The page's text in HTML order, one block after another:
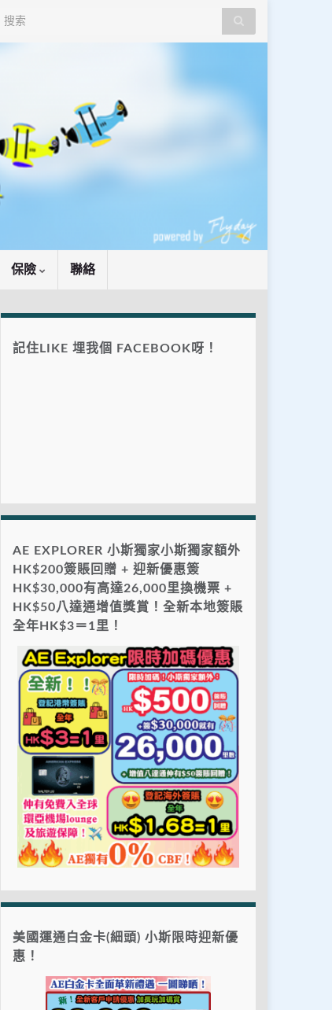
Search for:
保險 聯絡
記住LIKE 埋我個 FACEBOOK呀！
AE EXPLORER 小斯獨家小斯獨家額外
HK$200簽賬回贈 + 迎新優惠簽
HK$30,000有高達26,000里換機票 +
HK$50八達通增值獎賞！全新本地簽賬
全年HK$3＝1里！
美國運通白金卡(細頭) 小斯限時迎新優
惠！